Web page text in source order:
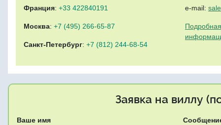
Франция: +33 422840191
Москва: +7 (495) 266-65-87
Санкт-Петербург: +7 (812) 244-68-54
e-mail:
Заявка на виллу
Ваше имя